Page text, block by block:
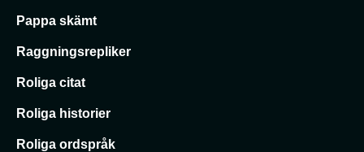
Pappa skämt
Raggningsrepliker
Roliga citat
Roliga historier
Roliga ordspråk